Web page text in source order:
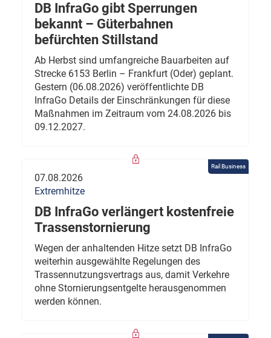
DB InfraGo gibt Sperrungen
bekannt – Güterbahnen
befürchten Stillstand
Ab Herbst sind umfangreiche Bauarbeiten auf
Strecke 6153 Berlin – Frankfurt (Oder) geplant.
Gestern (06.08.2026) veröffentlichte DB
InfraGo Details der Einschränkungen für diese
Maßnahmen im Zeitraum vom 24.08.2026 bis
09.12.2027.
Rail Business
07.08.2026
Extremhitze
DB InfraGo verlängert kostenfreie
Trassenstornierung
Wegen der anhaltenden Hitze setzt DB InfraGo
weiterhin ausgewählte Regelungen des
Trassennutzungsvertrags aus, damit Verkehre
ohne Stornierungsentgelte herausgenommen
werden können.